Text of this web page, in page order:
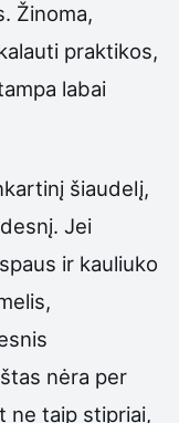
Žinoma,
praktikos,
labai
šiaudelį,
Jei
ir kauliuko
nėra per
ne taip stipriai,